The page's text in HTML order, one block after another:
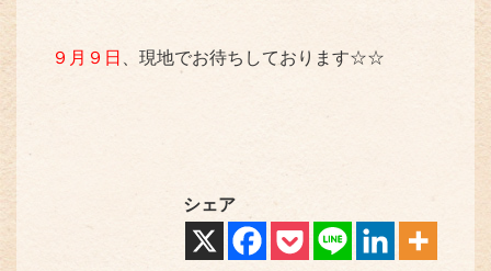
９月９日 、現地でお待ちしております☆☆
シェア